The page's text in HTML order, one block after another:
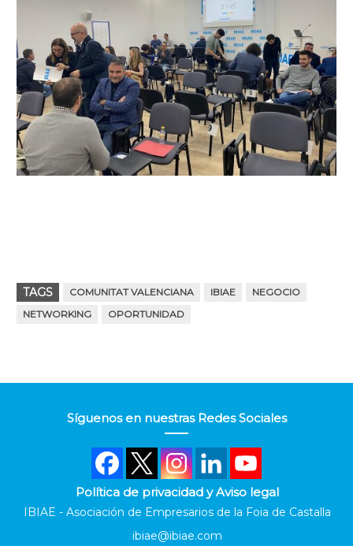
TAGS COMUNITAT VALENCIANA IBIAE
NEGOCIO
NETWORKING
OPORTUNIDAD
Síguenos en nuestras Redes Sociales
Política de privacidad y Aviso legal
IBIAE - Asociación de Empresarios de la Foia de Castalla
ibiae@ibiae.com